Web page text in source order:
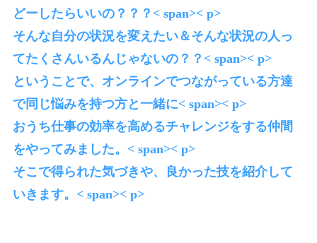
どーしたらいいの？？？< span>< p>
そんな自分の状況を変えたい＆そんな状況の人っ
てたくさんいるんじゃないの？？< span>< p>
ということで、オンラインでつながっている方達
で同じ悩みを持つ方と一緒に< span>< p>
おうち仕事の効率を高めるチャレンジをする仲間
をやってみました。< span>< p>
そこで得られた気づきや、良かった技を紹介して
いきます。< span>< p>